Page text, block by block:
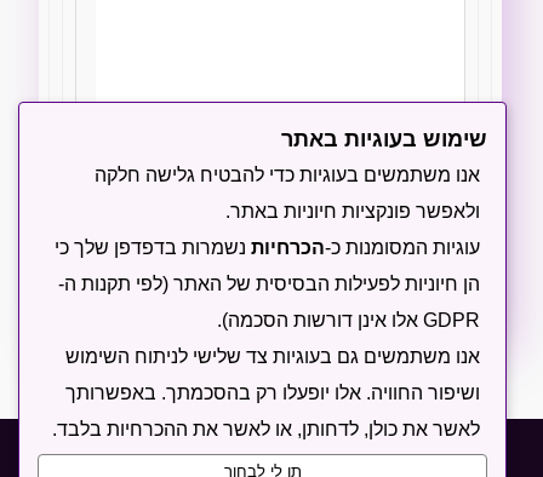
הודיעו לי על תגובות חדשות באמצעות מייל
תקנון מדיניות פרטיות מדיניות עוגיות
שימוש בעוגיות באתר
אנו משתמשים בעוגיות כדי להבטיח גלישה חלקה
ולאפשר פונקציות חיוניות באתר.
עוגיות המסומנות כ-הכרחיותנשמרות בדפדפן שלך כי
הן חיוניות לפעילות הבסיסית של האתר (לפי תקנות ה-
GDPR אלו אינן דורשות הסכמה).
אנו משתמשים גם בעוגיות צד שלישי לניתוח השימוש
ושיפור החוויה. אלו יופעלו רק בהסכמתך. באפשרותך
לאשר את כולן, לדחותן, או לאשר את ההכרחיות בלבד.
תן לי לבחור